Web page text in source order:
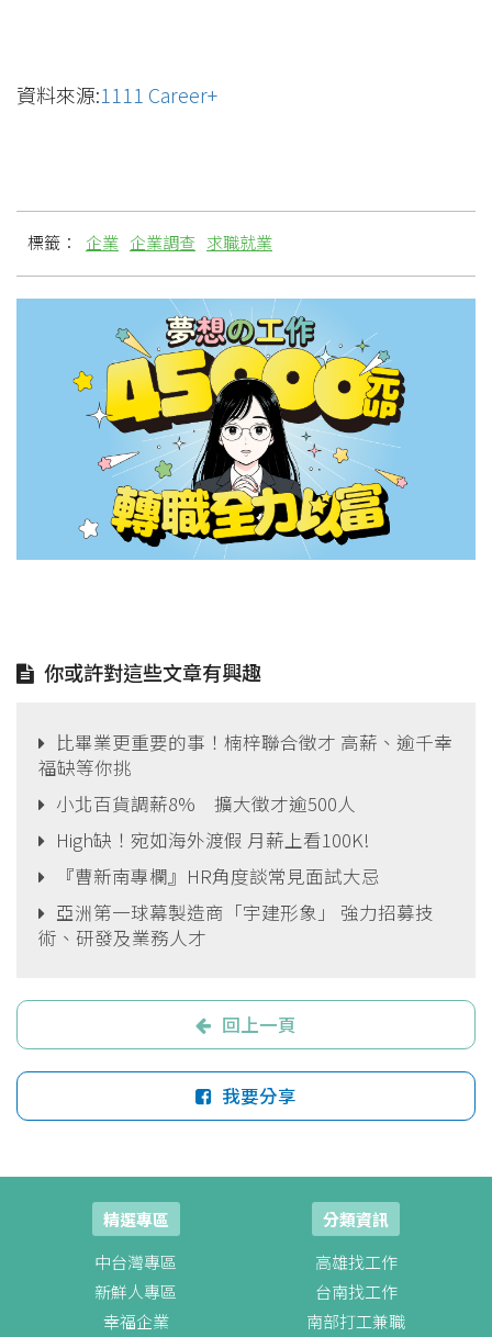
資料來源:1111 Career+
標籤： 企業 企業調查 求職就業
你或許對這些文章有興趣
比畢業更重要的事！楠梓聯合徵才 高薪、逾千幸
福缺等你挑
小北百貨調薪8% 擴大徵才逾500人
High缺！宛如海外渡假 月薪上看100K!
『曹新南專欄』HR角度談常見面試大忌
亞洲第一球幕製造商「宇建形象」 強力招募技
術、研發及業務人才
回上一頁
我要分享
精選專區
中台灣專區
新鮮人專區
幸福企業
分類資訊
高雄找工作
台南找工作
南部打工兼職